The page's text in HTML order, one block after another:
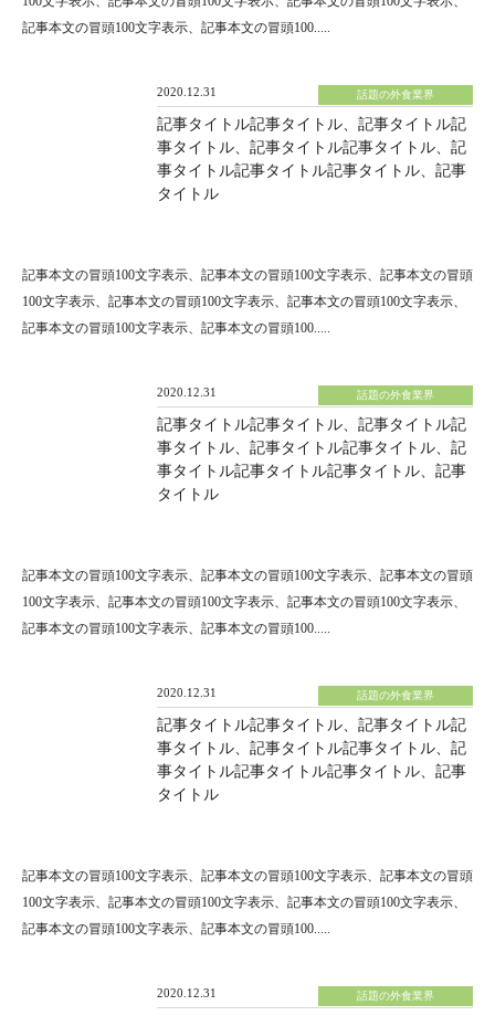
記事本文の冒頭100文字表示、記事本文の冒頭100.....
2020.12.31 話題の外食業界
記事タイトル記事タイトル、記事タイトル記
事タイトル、記事タイトル記事タイトル、記
事タイトル記事タイトル記事タイトル、記事
タイトル
記事本文の冒頭100文字表示、記事本文の冒頭100文字表示、記事本文の冒頭
100文字表示、記事本文の冒頭100文字表示、記事本文の冒頭100文字表示、
記事本文の冒頭100文字表示、記事本文の冒頭100.....
2020.12.31 話題の外食業界
記事タイトル記事タイトル、記事タイトル記
事タイトル、記事タイトル記事タイトル、記
事タイトル記事タイトル記事タイトル、記事
タイトル
記事本文の冒頭100文字表示、記事本文の冒頭100文字表示、記事本文の冒頭
100文字表示、記事本文の冒頭100文字表示、記事本文の冒頭100文字表示、
記事本文の冒頭100文字表示、記事本文の冒頭100.....
2020.12.31 話題の外食業界
記事タイトル記事タイトル、記事タイトル記
事タイトル、記事タイトル記事タイトル、記
事タイトル記事タイトル記事タイトル、記事
タイトル
記事本文の冒頭100文字表示、記事本文の冒頭100文字表示、記事本文の冒頭
100文字表示、記事本文の冒頭100文字表示、記事本文の冒頭100文字表示、
記事本文の冒頭100文字表示、記事本文の冒頭100.....
2020.12.31 話題の外食業界